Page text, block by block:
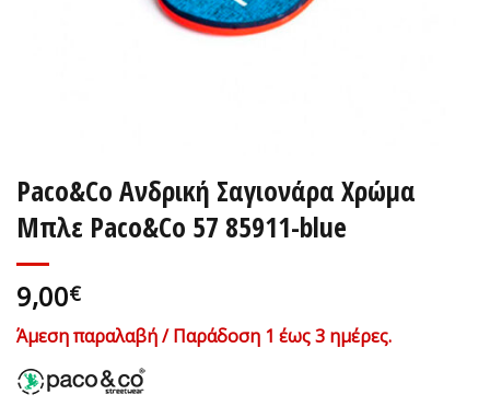
Paco&Co Ανδρική Σαγιονάρα Χρώμα
Μπλε Paco&Co 57 85911-blue
9,00€
Άμεση παραλαβή / Παράδοση 1 έως 3 ημέρες.